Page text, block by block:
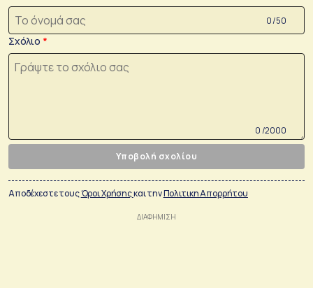
0 /50
Σχόλιο
0 /2000
Υποβολή σχολίου
Αποδέχεστε τουςΌροι Χρήσηςκαι τηνΠολιτικη Απορρήτου